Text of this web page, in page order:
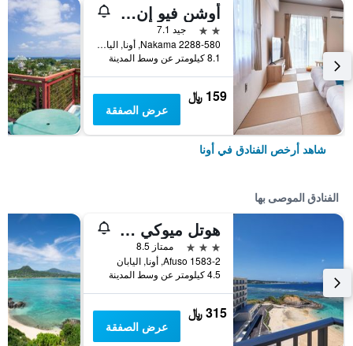
أوشن فيو إن كيبوجاوكا
2 نجمتين
جيد 7.1
2288-580 Nakama, أونا, اليابان
8.1 كيلومتر عن وسط المدينة
159 ﷼
عرض الصفقة
شاهد أرخص الفنادق في أونا
الفنادق الموصى بها
هوتل ميوكي بيتش
3 نجوم
ممتاز 8.5
Afuso 1583-2, أونا, اليابان
4.5 كيلومتر عن وسط المدينة
315 ﷼
عرض الصفقة